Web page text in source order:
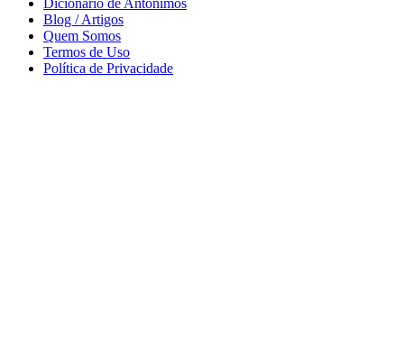
Dicionário de Antônimos
Blog / Artigos
Quem Somos
Termos de Uso
Política de Privacidade